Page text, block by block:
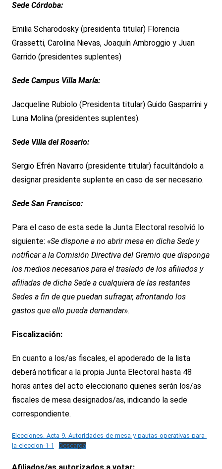
Sede Córdoba:
Emilia Scharodosky (presidenta titular) Florencia
Grassetti, Carolina Nievas, Joaquín Ambroggio y Juan
Garrido (presidentes suplentes)
Sede Campus Villa María:
Jacqueline Rubiolo (Presidenta titular) Guido Gasparrini y
Luna Molina (presidentes suplentes).
Sede Villa del Rosario:
Sergio Efrén Navarro (presidente titular) facultándolo a
designar presidente suplente en caso de ser necesario.
Sede San Francisco:
Para el caso de esta sede la Junta Electoral resolvió lo
siguiente: «Se dispone a no abrir mesa en dicha Sede y
notificar a la Comisión Directiva del Gremio que disponga
los medios necesarios para el traslado de los afiliados y
afiliadas de dicha Sede a cualquiera de las restantes
Sedes a fin de que puedan sufragar, afrontando los
gastos que ello pueda demandar».
Fiscalización:
En cuanto a los/as fiscales, el apoderado de la lista
deberá notificar a la propia Junta Electoral hasta 48
horas antes del acto eleccionario quienes serán los/as
fiscales de mesa designados/as, indicando la sede
correspondiente.
Elecciones.-Acta-9.-Autoridades-de-mesa-y-pautas-operativas-para-
la-eleccion-1-1
Descarga